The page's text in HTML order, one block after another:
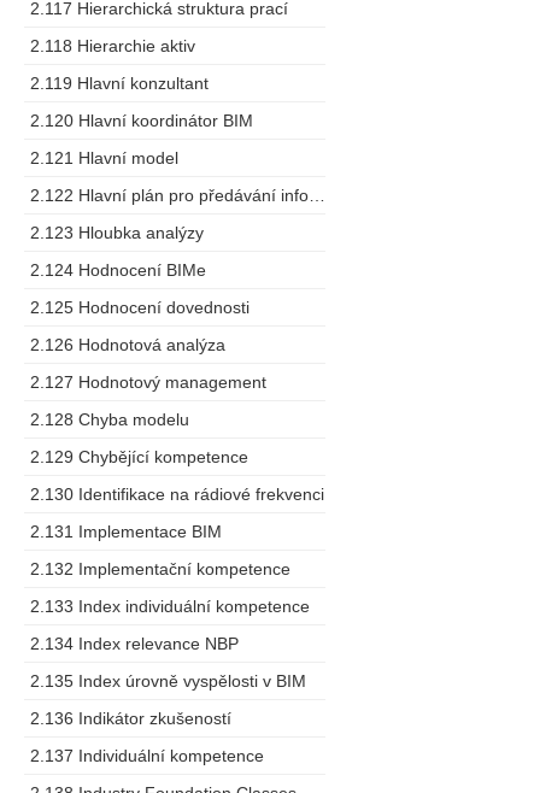
2.117 Hierarchická struktura prací
2.118 Hierarchie aktiv
2.119 Hlavní konzultant
2.120 Hlavní koordinátor BIM
2.121 Hlavní model
2.123 Hloubka analýzy
2.124 Hodnocení BIMe
2.125 Hodnocení dovednosti
2.126 Hodnotová analýza
2.127 Hodnotový management
2.128 Chyba modelu
2.129 Chybějící kompetence
2.130 Identifikace na rádiové frekvenci
2.131 Implementace BIM
2.132 Implementační kompetence
2.133 Index individuální kompetence
2.134 Index relevance NBP
2.135 Index úrovně vyspělosti v BIM
2.136 Indikátor zkušeností
2.137 Individuální kompetence